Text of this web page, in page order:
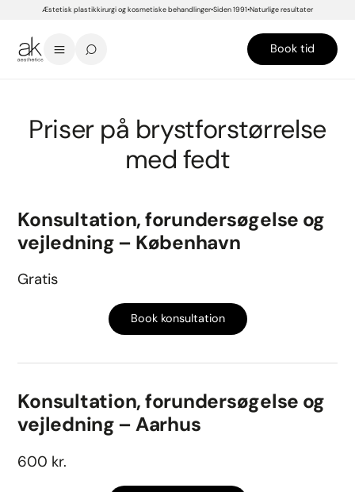
Æstetisk plastikkirurgi og kosmetiske behandlinger Siden 1991 Naturlige resultater
Book tid
Priser på brystforstørrelse
med fedt
Konsultation, forundersøgelse og
vejledning – København
Gratis
Book konsultation
Konsultation, forundersøgelse og
vejledning – Aarhus
600 kr.